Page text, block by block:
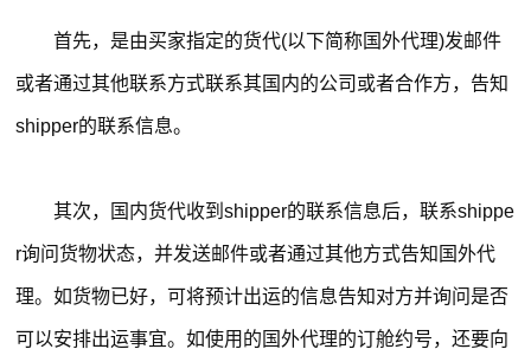
首先，是由买家指定的货代(以下简称国外代理)发邮件
或者通过其他联系方式联系其国内的公司或者合作方，告知
shipper的联系信息。
其次，国内货代收到shipper的联系信息后，联系shippe
r询问货物状态，并发送邮件或者通过其他方式告知国外代
理。如货物已好，可将预计出运的信息告知对方并询问是否
可以安排出运事宜。如使用的国外代理的订舱约号，还要向